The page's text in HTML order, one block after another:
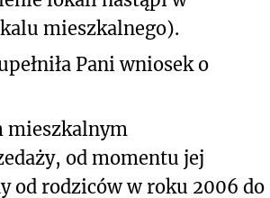
mieszkalnego).
Pani wniosek o
mieszkalnym
od momentu jej
od rodziców w roku 2006 do